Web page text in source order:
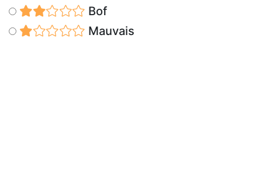
Bof
Mauvais